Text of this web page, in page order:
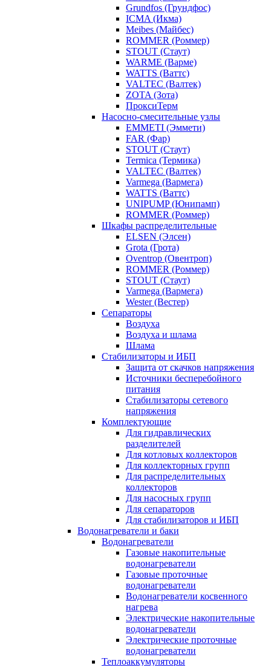
Grundfos (Грундфос)
ICMA (Икма)
Meibes (Майбес)
ROMMER (Роммер)
STOUT (Стаут)
WARME (Варме)
WATTS (Ваттс)
VALTEC (Валтек)
ZOTA (Зота)
ПроксиТерм
Насосно-смесительные узлы
EMMETI (Эммети)
FAR (Фар)
STOUT (Стаут)
Termica (Термика)
VALTEC (Валтек)
Varmega (Вармега)
WATTS (Ваттс)
UNIPUMP (Юнипамп)
ROMMER (Роммер)
Шкафы распределительные
ELSEN (Элсен)
Grota (Грота)
Oventrop (Овентроп)
ROMMER (Роммер)
STOUT (Стаут)
Varmega (Вармега)
Wester (Вестер)
Сепараторы
Воздуха
Воздуха и шлама
Шлама
Стабилизаторы и ИБП
Защита от скачков напряжения
Источники бесперебойного
питания
Стабилизаторы сетевого
напряжения
Комплектующие
Для гидравлических
разделителей
Для котловых коллекторов
Для коллекторных групп
Для распределительных
коллекторов
Для насосных групп
Для сепараторов
Для стабилизаторов и ИБП
Водонагреватели и баки
Водонагреватели
Газовые накопительные
водонагреватели
Газовые проточные
водонагреватели
Водонагреватели косвенного
нагрева
Электрические накопительные
водонагреватели
Электрические проточные
водонагреватели
Теплоаккумуляторы